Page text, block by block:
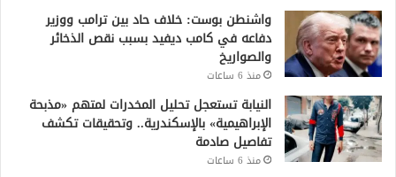
واشنطن بوست: خلاف حاد بين ترامب ووزير
دفاعه في كامب ديفيد بسبب نقص الذخائر
والصواريخ
منذ 6 ساعات
النيابة تستعجل تحليل المخدرات لمتهم «مذبحة
الإبراهيمية» بالإسكندرية.. وتحقيقات تكشف
تفاصيل صادمة
منذ 6 ساعات